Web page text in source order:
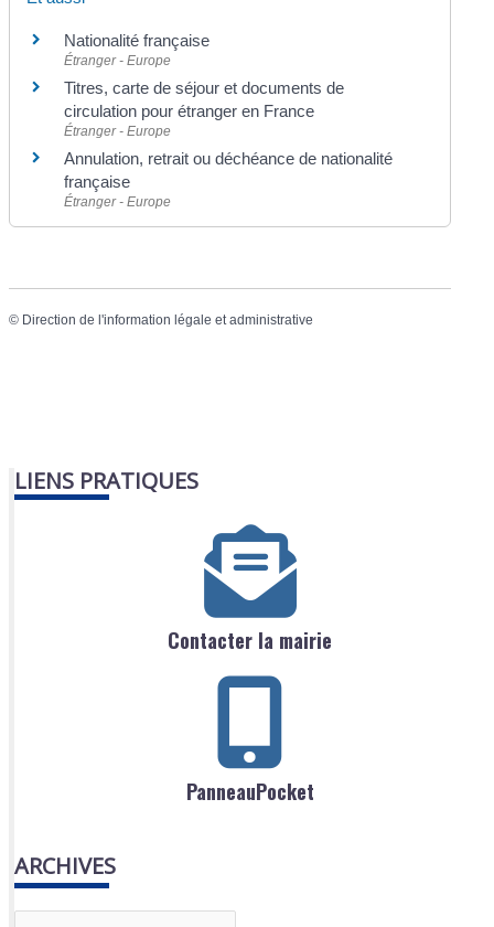
Nationalité française
Étranger - Europe
Titres, carte de séjour et documents de
circulation pour étranger en France
Étranger - Europe
Annulation, retrait ou déchéance de nationalité
française
Étranger - Europe
© Direction de l'information légale et administrative
LIENS PRATIQUES
Contacter la mairie
PanneauPocket
ARCHIVES